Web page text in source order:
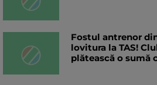
Fostul antrenor
lovitura la TAS!
plătească o sumă